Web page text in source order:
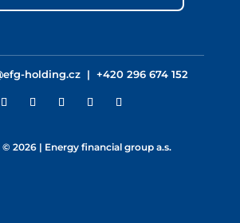
holding.cz| +420 296 674 152
2026 | Energy financial group a.s.